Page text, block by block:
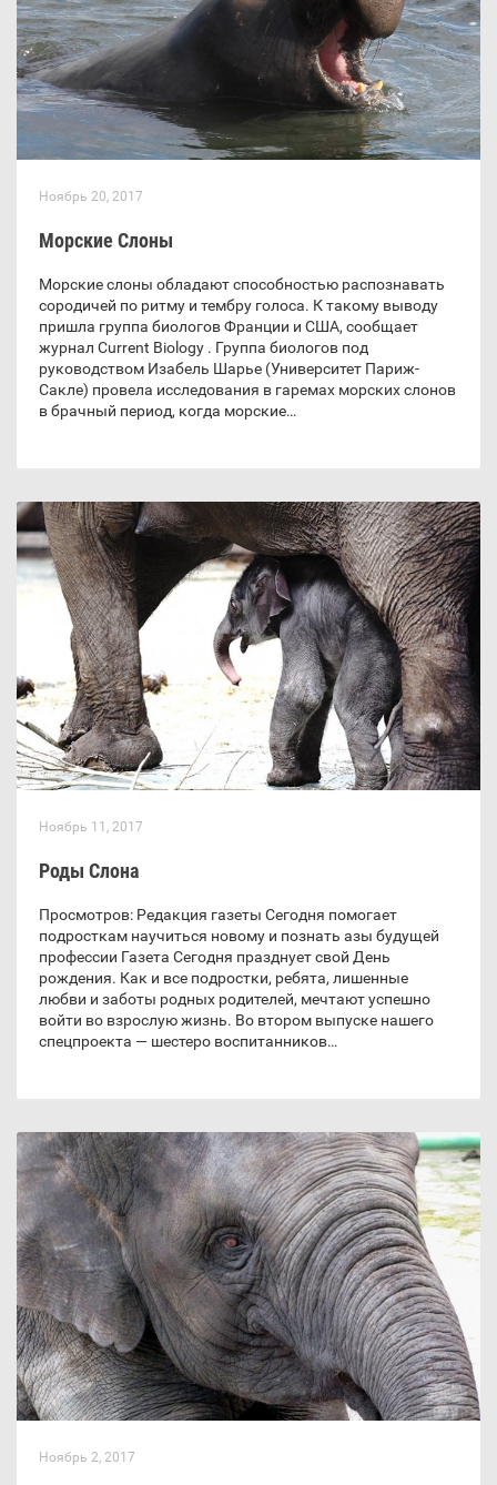
Ноябрь 20, 2017
Морские Слоны
Морские слоны обладают способностью распознавать
сородичей по ритму и тембру голоса. К такому выводу
пришла группа биологов Франции и США, сообщает
журнал Current Biology . Группа биологов под
руководством Изабель Шарье (Университет Париж-
Сакле) провела исследования в гаремах морских слонов
в брачный период, когда морские…
Ноябрь 11, 2017
Роды Слона
Просмотров: Редакция газеты Сегодня помогает
подросткам научиться новому и познать азы будущей
профессии Газета Сегодня празднует свой День
рождения. Как и все подростки, ребята, лишенные
любви и заботы родных родителей, мечтают успешно
войти во взрослую жизнь. Во втором выпуске нашего
спецпроекта — шестеро воспитанников…
Ноябрь 2, 2017